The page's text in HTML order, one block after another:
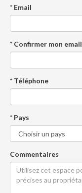
* Email
* Confirmer mon email
* Téléphone
* Pays
Commentaires